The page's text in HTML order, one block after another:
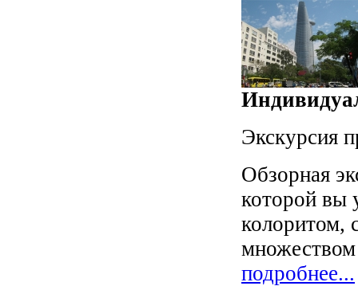
Экскурсия
Обзорная
которой вы
колоритом,
подробнее...